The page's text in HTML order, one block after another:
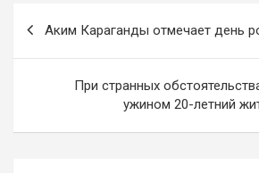
o
a
m
kl
a
ss
ni
ki
Аким Караганды отмечает день
При странных
ужином 20-летний